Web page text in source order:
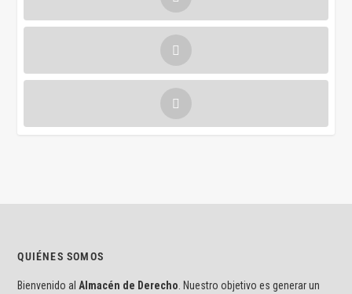
QUIÉNES SOMOS
Bienvenido al Almacén de Derecho . Nuestro objetivo es generar un